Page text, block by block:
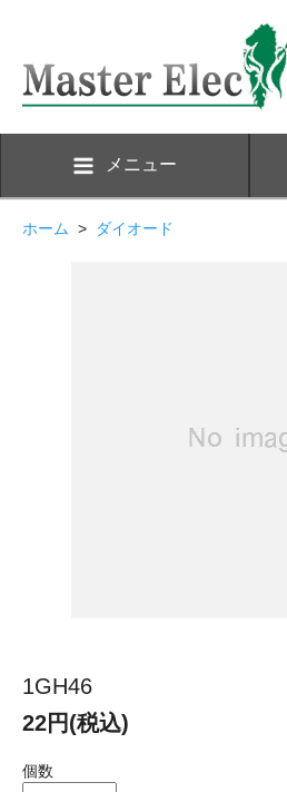
メニュー
ホーム > ダイオード
1GH46
22円(税込)
個数